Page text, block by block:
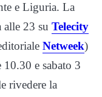
e Liguria. La
alle 23 su Telecity
Netweek)
e sabato 3
rivedere la